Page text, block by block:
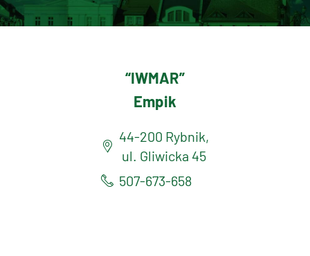
“IWMAR”
Empik
44-200 Rybnik,
ul. Gliwicka 45
507-673-658